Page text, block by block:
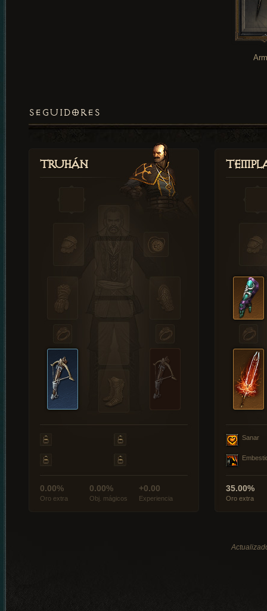
SEGUIDORES
Truhán
0.00%
Oro extra
0.00%
Obj. mágicos
+0.00
Experiencia
Sanar
35.00%
Oro extra